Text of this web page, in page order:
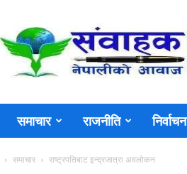
Sambahak
समाचार राजनीति निर्वाचन
समाचार राष्ट्रपतिबाट इन्द्रजात्रा अवलोकन